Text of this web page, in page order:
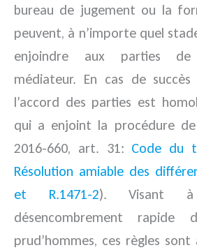
bureau de jugement ou la
peuvent, à n’importe quel
enjoindre aux parties
médiateur. En cas de
l’accord des parties est
qui a enjoint la procédure de
2016-660, art. 31: Code du
Résolution amiable des
et R.1471-2). Visant
désencombrement rapide
prud’hommes, ces règles